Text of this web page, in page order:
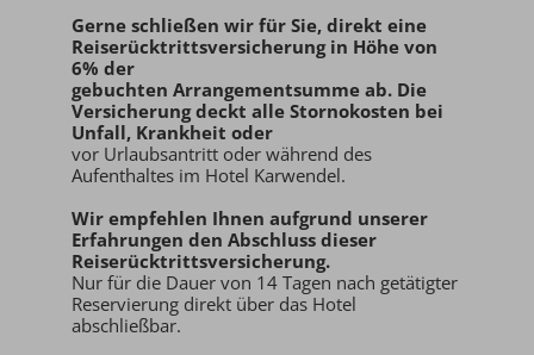
Gerne schließen wir für Sie, direkt eine
Reiserücktrittsversicherung in Höhe von
6% der
gebuchten Arrangementsumme ab. Die
Versicherung deckt alle Stornokosten bei
Unfall, Krankheit oder
vor Urlaubsantritt oder während des
Aufenthaltes im Hotel Karwendel.
Wir empfehlen Ihnen aufgrund unserer
Erfahrungen den Abschluss dieser
Reiserücktrittsversicherung.
Nur für die Dauer von 14 Tagen nach getätigter
Reservierung direkt über das Hotel
abschließbar.